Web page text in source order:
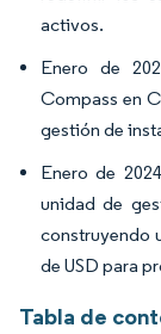
activos.
Enero de
Compass en
gestión de
Enero de
unidad de
construyendo
de USD para
Tabla de